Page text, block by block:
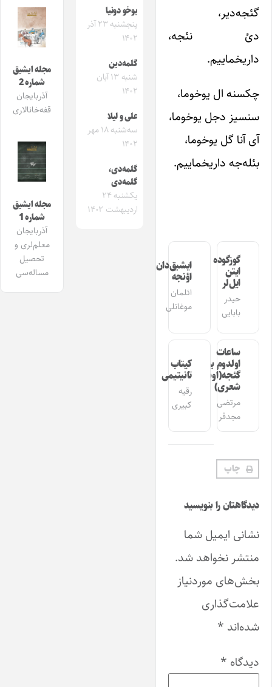
گئجه‌دیر،
دئ نئجه،
داریخماییم.
چکسنه ال یوخوما،
سنسیز دجل یوخوما،
آی آنا گل یوخوما،
بئله‌جه داریخماییم.
گوزگوده
ایتن
ایل‌لر
حیدر
بابایی
ایشیق‌دان
اؤنجه
ائلمان
موغانلی
ساعات
اولدوم بیر
گئجه(اوشاق
شعری)
مرتضی
مجدفر
کیتاب
تانیتیمی
رقیه
کبیری
چاپ
دیدگاهتان را بنویسید
نشانی ایمیل شما
منتشر نخواهد شد.
بخش‌های موردنیاز
علامت‌گذاری
شده‌اند *
دیدگاه *
یوخو دونیا
پنجشنبه ۲۳ آذر
۱۴۰۲
گلمه‌دین
شنبه ۱۳ آبان
۱۴۰۲
علی و لیلا
سه‌شنبه ۱۸ مهر
۱۴۰۲
گلمه‌دی،
گلمه‌دی
یکشنبه ۲۴
اردیبهشت ۱۴۰۲
مجله ایشیق
شماره 2
آذربایجان
قفه‌خانالاری
مجله ایشیق
شماره 1
آذربایجان
معلم‌لری و
تحصیل
مساله‌سی